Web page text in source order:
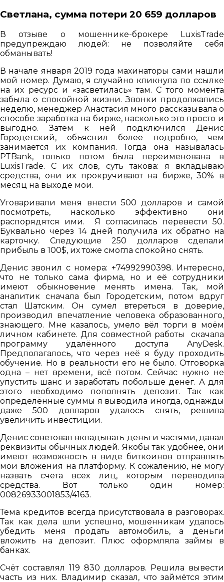
Светлана, сумма потери 20 659 долларов
В отзыве о мошеннике-брокере LuxisTrade
предупреждаю людей: не позволяйте себя
обманывать!
В начале января 2019 года махинаторы сами нашли
мой номер. Думаю, я случайно кликнула по ссылке
на их ресурс и «засветилась» там. С того момента
забыла о спокойной жизни. Звонки продолжались
неделю, менеджер Анастасия много рассказывала о
способе заработка на бирже, насколько это просто и
выгодно. Затем к ней подключился Денис
Городетский, объяснил более подробно, чем
занимается их компания. Тогда она называлась
PTBank, только потом была переименована в
LuxisTrade. С их слов, суть такова: я вкладываю
средства, они их прокручивают на бирже, 30% в
месяц на выходе мои.
Уговаривали меня внести 500 долларов и самой
посмотреть, насколько эффективно они
распорядятся ими. Я согласилась перевести 50.
Буквально через 14 дней получила их обратно на
карточку. Следующие 250 долларов сделали
прибыль в 100$, их тоже смогла спокойно снять.
Денис звонил с номера: +74992990398. Интересно,
что не только сама фирма, но и её сотрудники
имеют обыкновение менять имена. Так, мой
аналитик сначала был Городетским, потом вдруг
стал Шатским. Он сумел втереться в доверие,
производил впечатление человека образованного,
знающего. Мне казалось, умело вёл торги в моём
личном кабинете. Для совместной работы скачала
программу удалённого доступа AnyDesk.
Предполагалось, что через неё я буду проходить
обучение. Но в реальности его не было. Отговорка
одна – нет времени, всё потом. Сейчас нужно не
упустить шанс и заработать побольше денег. А для
этого необходимо пополнять депозит. Так как
определённые суммы я выводила иногда, однажды
даже 500 долларов удалось снять, решила
увеличить инвестиции.
Денис советовал вкладывать деньги частями, давал
реквизиты обычных людей. Якобы так удобнее, они
имеют возможность в виде биткоинов отправлять
мои вложения на платформу. К сожалению, не могу
назвать счета всех лиц, которым переводила
средства. Вот только один номер:
00826933001853/4163.
Тема кредитов всегда присутствовала в разговорах.
Так как дела шли успешно, мошенникам удалось
убедить меня продать автомобиль, а деньги
вложить на депозит. Плюс оформляла займы в
банках.
Счёт составлял 119 830 долларов. Решила вывести
часть из них. Владимир сказал, что займётся этим